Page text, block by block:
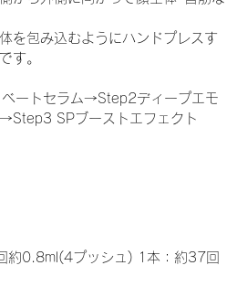
を包み込むようにハンドプレスす
す。
ートセラム→Step2ディープエモ
SPブーストエフェクト
約0.8ml(4プッシュ) 1本：約37回